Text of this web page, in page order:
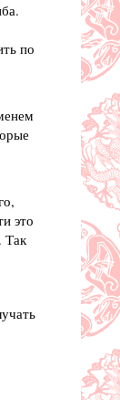
по
это
Так